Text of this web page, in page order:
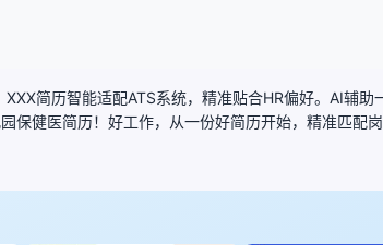
简历智能适配ATS系统，精准贴合HR偏好。AI辅
保健医简历！好工作，从一份好简历开始，精准匹配